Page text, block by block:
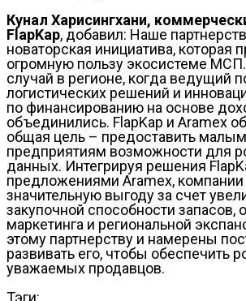
Кунал Харисингхани,
FlapKap, добавил: Наше
новаторская инициатива, которая
огромную пользу экосистеме
случай в регионе, когда ведущий
логистических решений и
по финансированию на основе
объединились. FlapKap и Aramex
общая цель – предоставить
предприятиям возможности для
данных. Интегрируя решения
предложениями Aramex, компании
значительную выгоду за счет
закупочной способности запасов,
маркетинга и региональной
этому партнерству и намерены
развивать его, чтобы обеспечить
уважаемых продавцов.
Тэги: